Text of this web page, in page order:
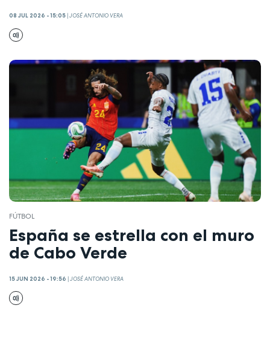
08 JUL 2026 - 15:05 JOSÉ ANTONIO VERA
FÚTBOL
España se estrella con el muro
de Cabo Verde
15 JUN 2026 - 19:56 |JOSÉ ANTONIO VERA